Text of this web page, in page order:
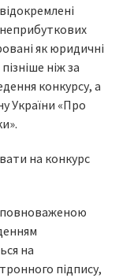
неприбуткових
як юридичні
ніж за
конкурсу, а
України «Про
на конкурс
на
підпису,